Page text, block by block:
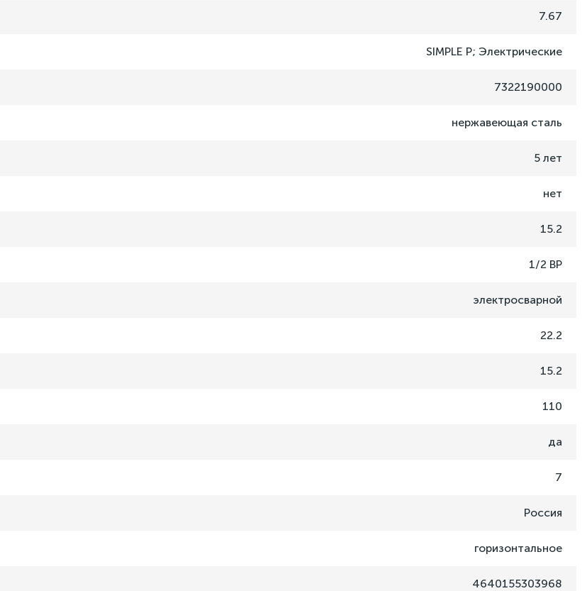
7.67
SIMPLE P; Электрические
7322190000
нержавеющая сталь
5 лет
нет
15.2
1/2 ВР
электросварной
22.2
15.2
110
да
7
Россия
горизонтальное
4640155303968